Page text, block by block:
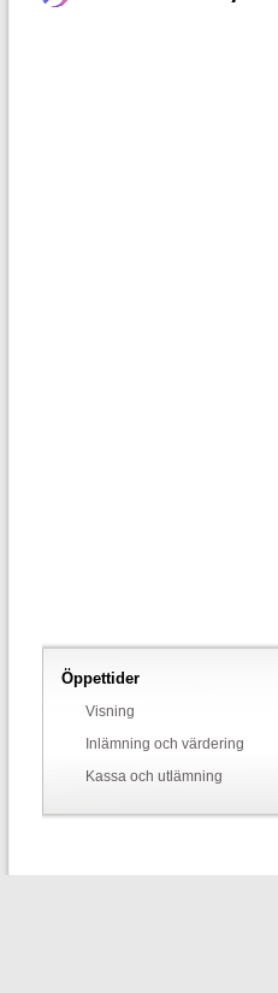
Öppettider
Visning
Inlämning och värdering
Kassa och utlämning